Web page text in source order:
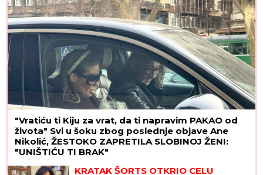
"Vratiću ti Kiju za vrat, da ti napravim PAKAO od
života" Svi u šoku zbog poslednje objave Ane
Nikolić, ŽESTOKO ZAPRETILA SLOBINOJ ŽENI:
"UNIŠTIĆU TI BRAK"
KRATAK ŠORTS OTKRIO CELU